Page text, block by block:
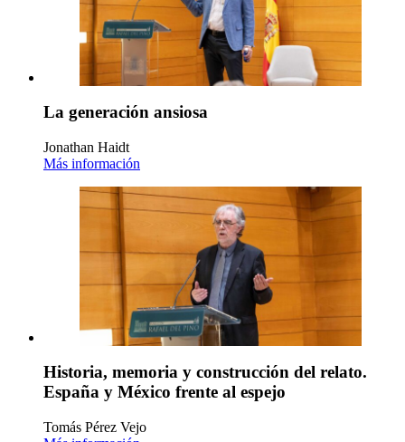
La generación ansiosa
Jonathan Haidt
Más información
Historia, memoria y construcción del relato.
España y México frente al espejo
Tomás Pérez Vejo